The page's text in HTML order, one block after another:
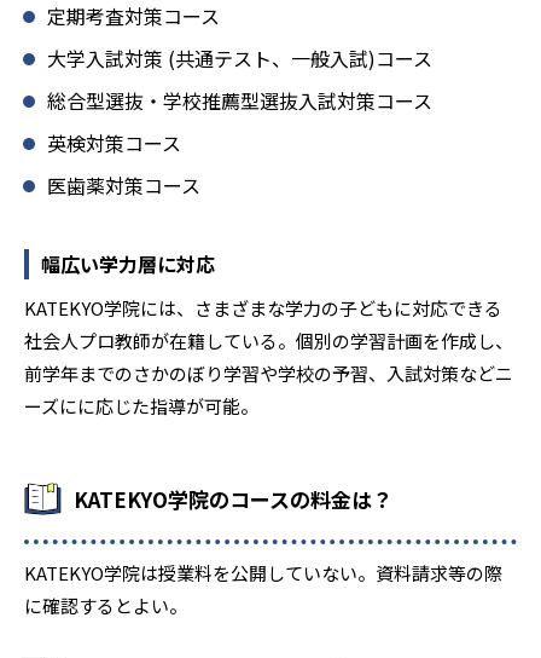
定期考査対策コース
大学入試対策 (共通テスト、一般入試)コース
総合型選抜・学校推薦型選抜入試対策コース
英検対策コース
医歯薬対策コース
幅広い学力層に対応
KATEKYO学院には、さまざまな学力の子どもに対応できる
社会人プロ教師が在籍している。個別の学習計画を作成し、
前学年までのさかのぼり学習や学校の予習、入試対策などニ
ーズにに応じた指導が可能。
KATEKYO学院のコースの料金は？
KATEKYO学院は授業料を公開していない。資料請求等の際
に確認するとよい。